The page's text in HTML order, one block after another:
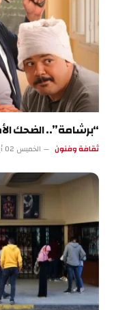
“برشامة”.. الضحك
ثقافة وفنون الخميس 02 أبريل 3:16 م